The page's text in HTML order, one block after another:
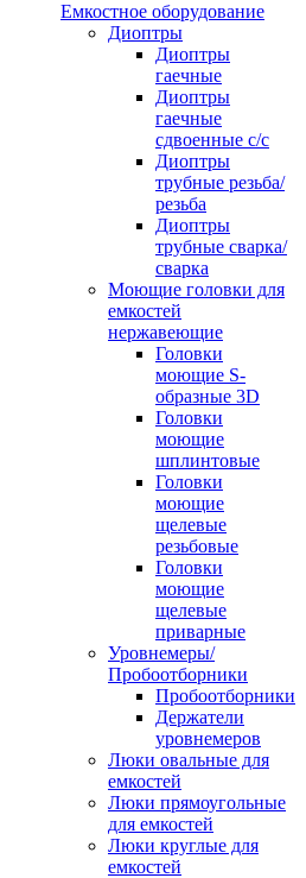
Емкостное оборудование
Диоптры
Диоптры
гаечные
Диоптры
гаечные
сдвоенные c/c
Диоптры
трубные резьба/
резьба
Диоптры
трубные сварка/
сварка
Моющие головки для
емкостей
нержавеющие
Головки
моющие S-
образные 3D
Головки
моющие
шплинтовые
Головки
моющие
щелевые
резьбовые
Головки
моющие
щелевые
приварные
Уровнемеры/
Пробоотборники
Пробоотборники
Держатели
уровнемеров
Люки овальные для
емкостей
Люки прямоугольные
для емкостей
Люки круглые для
емкостей